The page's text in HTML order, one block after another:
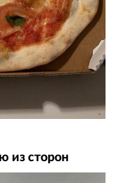
из сторон